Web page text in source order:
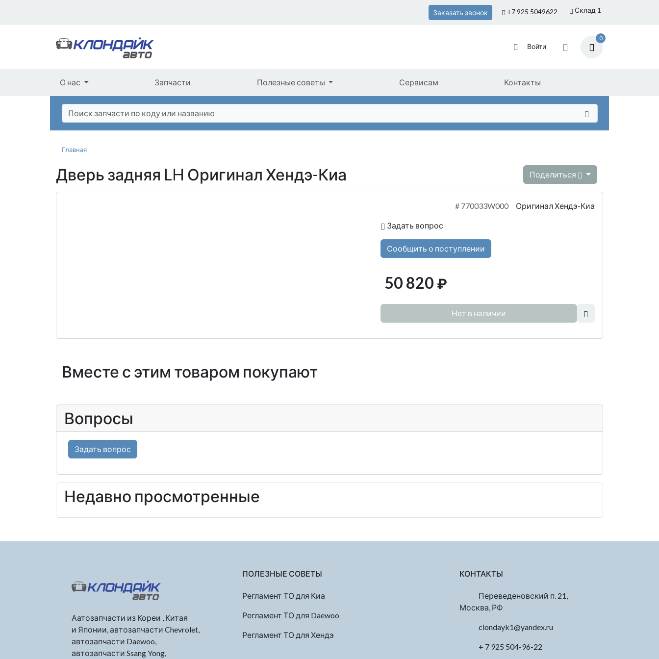
Склад 1
Заказать звонок +7 925 5049622
Войти
0
О нас Запчасти Полезные советы Сервисам Контакты
Главная
Дверь задняя LH Оригинал Хендэ-Киа Поделиться
# 770033W000 Оригинал Хендэ-Киа
Задать вопрос
Сообщить о поступлении
50 820 ₽
Нет в наличии
Вместе с этим товаром покупают
Вопросы
Задать вопрос
Недавно просмотренные
Аатозапчасти из Кореи , Китая
и Японии, автозапчасти Chevrolet,
автозапчасти Daewoo,
автозапчасти Ssang Yong,
ПОЛЕЗНЫЕ СОВЕТЫ
Регламент ТО для Киа
Регламент ТО для Daewoo
Регламент ТО для Хендэ
КОНТАКТЫ
Переведеновский п. 21,
Москва, РФ
clondayk1@yandex.ru
+ 7 925 504-96-22